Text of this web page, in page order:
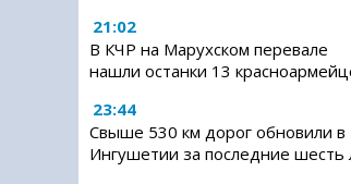
21:02
В КЧР на Марухском перевале
нашли останки 13
23:44
Свыше 530 км дорог обновили в
Ингушетии за последние шесть